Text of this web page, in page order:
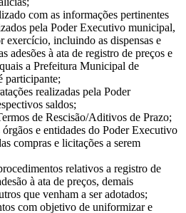
com as informações pertinentes
pela Poder Executivo municipal,
exercício, incluindo as dispensas e
adesões à ata de registro de preços e
a Prefeitura Municipal de
participante;
realizadas pela Poder
saldos;
de Rescisão/Aditivos de Prazo;
e entidades do Poder Executivo
compras e licitações a serem
relativos a registro de
à ata de preços, demais
que venham a ser adotados;
com objetivo de uniformizar e